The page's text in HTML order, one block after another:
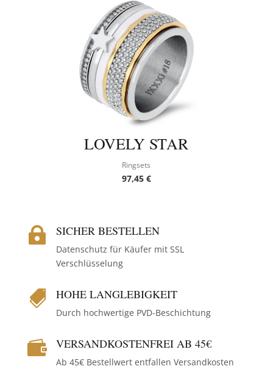
LOVELY STAR
Ringsets
97,45 €
 SICHER BESTELLEN
Datenschutz für Käufer mit SSL
Verschlüsselung
 HOHE LANGLEBIGKEIT
Durch hochwertige PVD-Beschichtung
 VERSANDKOSTENFREI AB 45€
Ab 45€ Bestellwert entfallen Versandkosten